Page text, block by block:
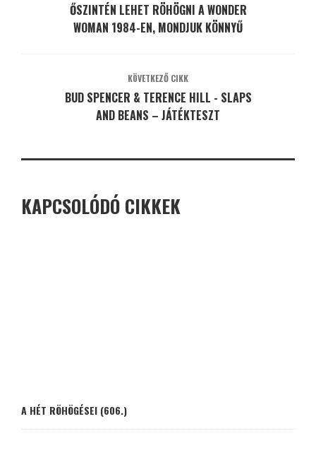
ŐSZINTÉN LEHET RÖHÖGNI A WONDER
WOMAN 1984-EN, MONDJUK KÖNNYŰ
KÖVETKEZŐ CIKK
BUD SPENCER & TERENCE HILL - SLAPS
AND BEANS – JÁTÉKTESZT
KAPCSOLÓDÓ CIKKEK
A HÉT RÖHÖGÉSEI (606.)